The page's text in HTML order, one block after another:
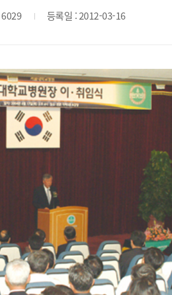
등록일 : 2012-03-16